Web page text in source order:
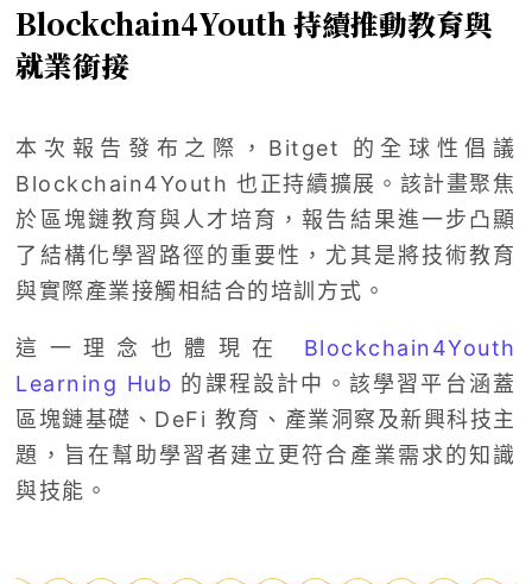
Blockchain4Youth 持續推動教育與
就業銜接
本次報告發布之際，Bitget 的全球性倡議
Blockchain4Youth 也正持續擴展。該計畫聚焦
於區塊鏈教育與人才培育，報告結果進一步凸顯
了結構化學習路徑的重要性，尤其是將技術教育
與實際產業接觸相結合的培訓方式。
這一理念也體現在 Blockchain4Youth
Learning Hub 的課程設計中。該學習平台涵蓋
區塊鏈基礎、DeFi 教育、產業洞察及新興科技主
題，旨在幫助學習者建立更符合產業需求的知識
與技能。